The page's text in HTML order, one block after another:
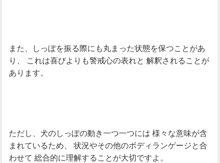
また、しっぽを振る際にも丸まった状態を保つことがあ
り、
これは喜びよりも警戒心の表れと 解釈されることが
あります。
ただし、犬のしっぽの動き一つ一つには 様々な意味が含
まれているため、
状況やその他のボディランゲージと合
わせて 総合的に理解することが大切ですよ。